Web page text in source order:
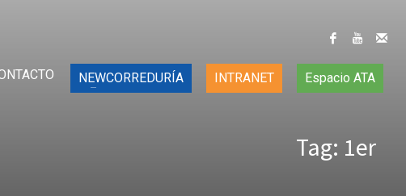
NEWCORREDURÍA INTRANET Espacio ATA
Tag: 1er